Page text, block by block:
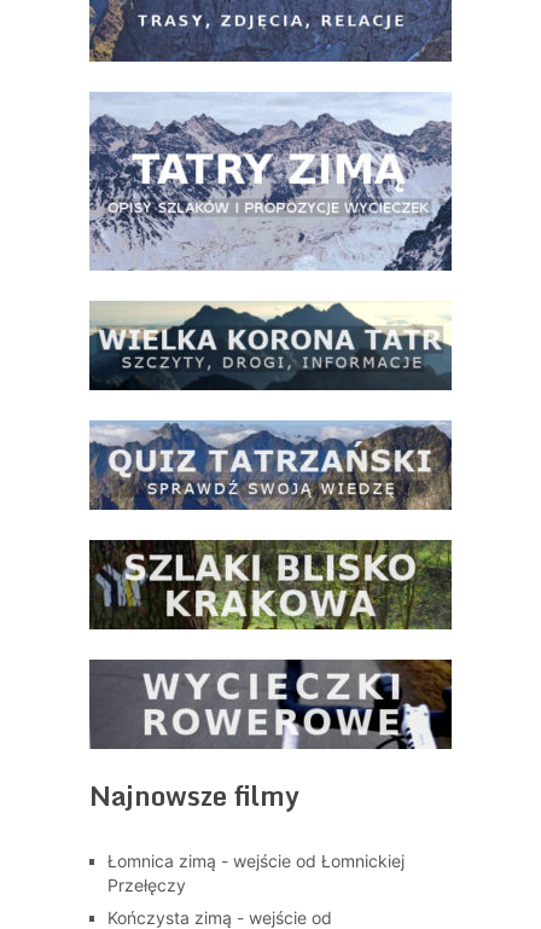
Najnowsze filmy
Łomnica zimą - wejście od Łomnickiej
Przełęczy
Kończysta zimą - wejście od